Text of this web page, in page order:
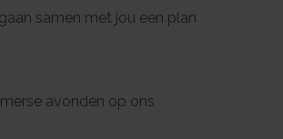
samen met jou een plan
avonden op ons